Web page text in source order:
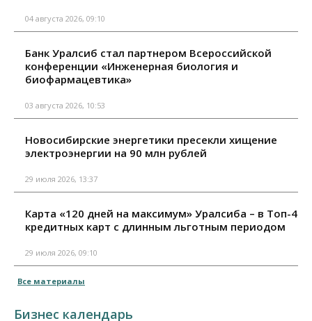
04 августа 2026, 09:10
Банк Уралсиб стал партнером Всероссийской
конференции «Инженерная биология и
биофармацевтика»
03 августа 2026, 10:53
Новосибирские энергетики пресекли хищение
электроэнергии на 90 млн рублей
29 июля 2026, 13:37
Карта «120 дней на максимум» Уралсиба – в Топ-4
кредитных карт с длинным льготным периодом
29 июля 2026, 09:10
Все материалы
Бизнес календарь